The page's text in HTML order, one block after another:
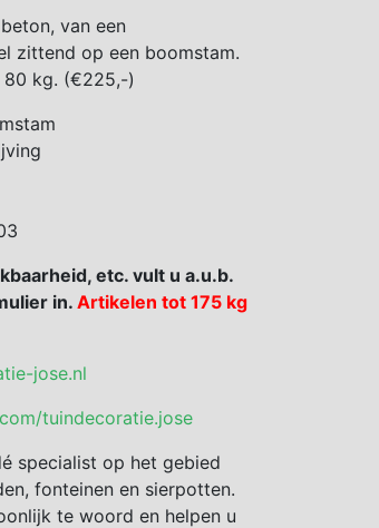
van een
zittend op een boomstam.
80 kg. (€225,-)
etc. vult u a.u.b.
in.Artikelen tot 175 kg
jose.nl
tuindecoratie.jose
specialist op het gebied
fonteinen en sierpotten.
te woord en helpen u